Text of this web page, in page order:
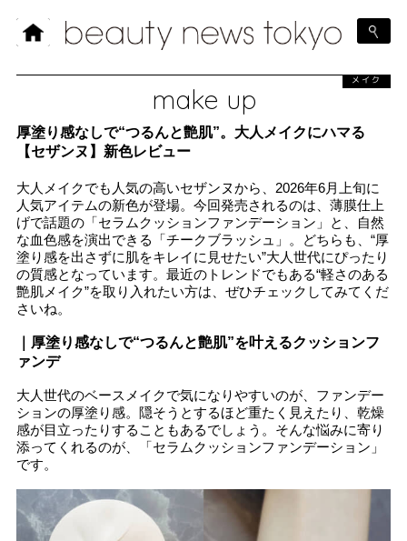
make up
メイク
厚塗り感なしで“つるんと艶肌”。大人メイクにハマる
【セザンヌ】新色レビュー
大人メイクでも人気の高いセザンヌから、2026年6月上旬に
人気アイテムの新色が登場。今回発売されるのは、薄膜仕上
げで話題の「セラムクッションファンデーション」と、自然
な血色感を演出できる「チークブラッシュ」。どちらも、“厚
塗り感を出さずに肌をキレイに見せたい”大人世代にぴったり
の質感となっています。最近のトレンドでもある“軽さのある
艶肌メイク”を取り入れたい方は、ぜひチェックしてみてくだ
さいね。
｜厚塗り感なしで“つるんと艶肌”を叶えるクッションフ
ァンデ
大人世代のベースメイクで気になりやすいのが、ファンデー
ションの厚塗り感。隠そうとするほど重たく見えたり、乾燥
感が目立ったりすることもあるでしょう。そんな悩みに寄り
添ってくれるのが、「セラムクッションファンデーション」
です。